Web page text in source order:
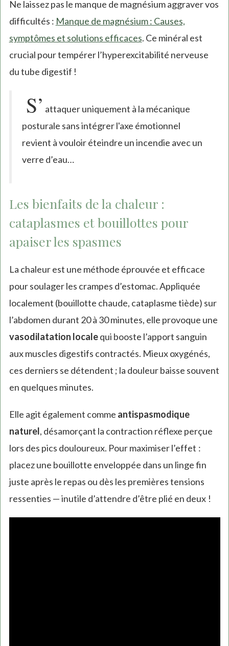
Ne laissez pas le manque de magnésium aggraver vos
difficultés : Manque de magnésium : Causes,
symptômes et solutions efficaces. Ce minéral est
crucial pour tempérer l’hyperexcitabilité nerveuse
du tube digestif !
S’ attaquer uniquement à la mécanique
posturale sans intégrer l'axe émotionnel
revient à vouloir éteindre un incendie avec un
verre d’eau…
Les bienfaits de la chaleur :
cataplasmes et bouillottes pour
apaiser les spasmes
La chaleur est une méthode éprouvée et efficace
pour soulager les crampes d’estomac. Appliquée
localement (bouillotte chaude, cataplasme tiède) sur
l’abdomen durant 20 à 30 minutes, elle provoque une
vasodilatation localequi booste l’apport sanguin
aux muscles digestifs contractés. Mieux oxygénés,
ces derniers se détendent ; la douleur baisse souvent
en quelques minutes.
Elle agit également comme antispasmodique
naturel, désamorçant la contraction réflexe perçue
lors des pics douloureux. Pour maximiser l’effet :
placez une bouillotte enveloppée dans un linge fin
juste après le repas ou dès les premières tensions
ressenties — inutile d’attendre d’être plié en deux !